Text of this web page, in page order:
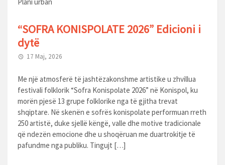
Plani urban
“SOFRA KONISPOLATE 2026” Edicioni i
dytë
17 Maj, 2026
Me një atmosferë të jashtëzakonshme artistike u zhvillua
festivali folklorik “Sofra Konispolate 2026” në Konispol, ku
morën pjesë 13 grupe folklorike nga të gjitha trevat
shqiptare. Në skenën e sofrës konispolate performuan rreth
250 artistë, duke sjellë këngë, valle dhe motive tradicionale
që ndezën emocione dhe u shoqëruan me duartrokitje të
pafundme nga publiku. Tingujt […]